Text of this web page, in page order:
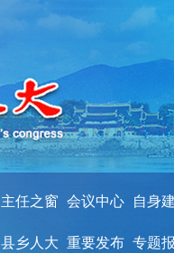
主任之窗 会议中心 自身
县乡人大 重要发布 专题